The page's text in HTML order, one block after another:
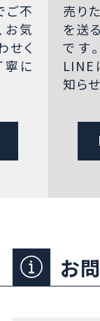
ご不
お気
せく
寧に
売り
を送
です
LINE
知ら
お